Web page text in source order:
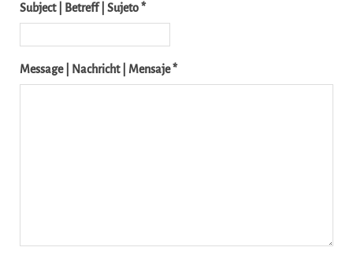
Subject | Betreff | Sujeto *
Message | Nachricht | Mensaje *